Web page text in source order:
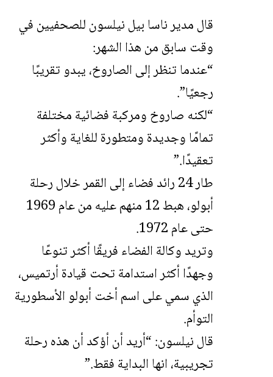
قال مدير ناسا بيل نيلسون للصحفيين في
وقت سابق من هذا الشهر:
“عندما تنظر إلى الصاروخ، يبدو تقريبًا
رجعيًا”.
“لكنه صاروخ ومركبة فضائية مختلفة
تمامًا وجديدة ومتطورة للغاية وأكثر
تعقيدًا.”
طار 24 رائد فضاء إلى القمر خلال رحلة
أبولو، هبط 12 منهم عليه من عام 1969
حتى عام 1972.
وتريد وكالة الفضاء فريقًا أكثر تنوعًا
وجهدًا أكثر استدامة تحت قيادة أرتميس،
الذي سمي على اسم أخت أبولو الأسطورية
التوأم.
قال نيلسون: “أريد أن أؤكد أن هذه رحلة
تجريبية، انها البداية فقط.”